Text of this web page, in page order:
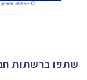
שתפו ברשתות